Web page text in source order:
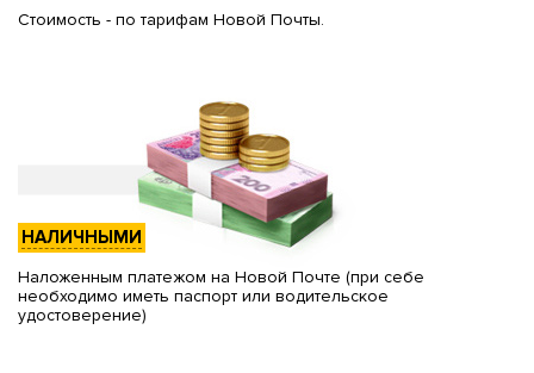
Стоимость - по тарифам Новой Почты.
НАЛИЧНЫМИ
Наложенным платежом на Новой Почте (при себе
необходимо иметь паспорт или водительское
удостоверение)